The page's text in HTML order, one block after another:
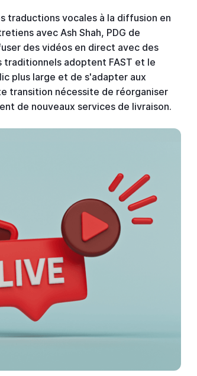
traductions vocales à la diffusion en
avec Ash Shah, PDG de
des vidéos en direct avec des
adoptent FAST et le
plus large et de s'adapter aux
transition nécessite de réorganiser
de nouveaux services de livraison.